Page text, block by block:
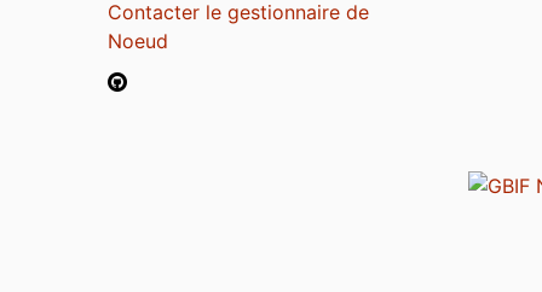
Contacter le gestionnaire de
Noeud